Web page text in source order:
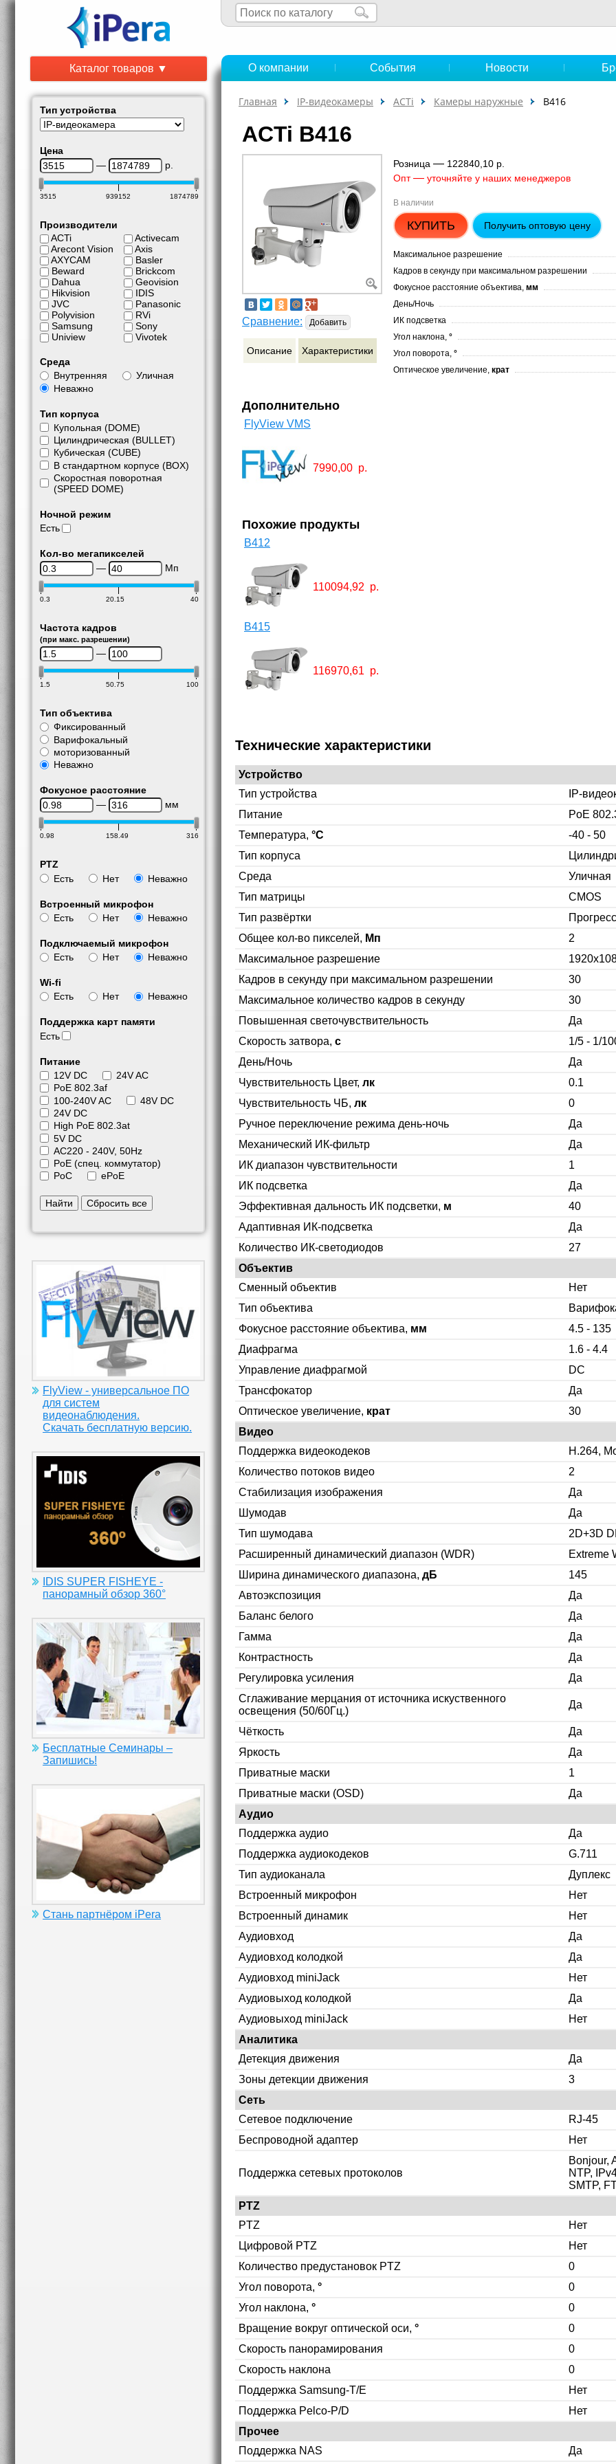
Каталог товаров ▼
Тип устройства
Цена
—
р.
3515 939152 1874789
Производители
ACTi
Arecont Vision
AXYCAM
Beward
Dahua
Hikvision
JVC
Polyvision
Samsung
Uniview
Activecam
Axis
Basler
Brickcom
Geovision
IDIS
Panasonic
RVi
Sony
Vivotek
Среда
Внутренняя
Уличная
Неважно
Тип корпуса
Купольная (DOME)
Цилиндрическая (BULLET)
Кубическая (CUBE)
В стандартном корпусе (BOX)
Скоростная поворотная
(SPEED DOME)
Ночной режим
Есть
Кол-во мегапикселей
—
Мп
0.3 20.15 40
Частота кадров
(при макс. разрешении)
—
1.5 50.75 100
Тип объектива
Фиксированный
Варифокальный
моторизованный
Неважно
Фокусное расстояние
—
мм
0.98 158.49 316
PTZ
Есть
Нет Неважно
Встроенный микрофон
Есть
Нет Неважно
Подключаемый микрофон
Есть
Нет Неважно
Wi-fi
Есть
Нет Неважно
Поддержка карт памяти
Есть
Питание
12V DC
24V AC
PoE 802.3af
100-240V AC
48V DC
24V DC
High PoE 802.3at
5V DC
АС220 - 240V, 50Hz
PoE (спец. коммутатор)
PoC
ePoE
Найти Сбросить все
FlyView - универсальное ПО
для систем
видеонаблюдения.
Скачать бесплатную версию.
IDIS SUPER FISHEYE -
панорамный обзор 360°
Бесплатные Семинары –
Запишись!
Стань партнёром iPera
О компании События Новости
Главная IP-видеокамеры ACTi Камеры наружные B416
ACTi B416
Сравнение: Добавить
Описание Характеристики
Розница — 122840,10 р.
Опт— уточняйте у наших менеджеров
В наличии
КУПИТЬ Получить оптовую цену
Максимальное разрешение
Кадров в секунду при максимальном разрешении
Фокусное расстояние объектива, мм
День/Ночь
ИК подсветка
Угол наклона, °
Угол поворота, °
Оптическое увеличение, крат
Дополнительно
FlyView VMS
7990,00 р.
Похожие продукты
B412
110094,92 р.
B415
116970,61 р.
Технические характеристики
Устройство
Тип устройства
IP-
Питание
PoE
Температура, °C
-40 - 50
Тип корпуса
Среда
Уличная
Тип матрицы
CMOS
Тип развёртки
Общее кол-во пикселей, Мп
2
Максимальное разрешение
Кадров в секунду при максимальном разрешении
30
Максимальное количество кадров в секунду
30
Повышенная светочувствительность
Да
Скорость затвора, c
1/5 - 1/
День/Ночь
Да
Чувствительность Цвет, лк
0.1
Чувствительность ЧБ, лк
0
Ручное переключение режима день-ночь
Да
Механический ИК-фильтр
Да
ИК диапазон чувствительности
1
ИК подсветка
Да
Эффективная дальность ИК подсветки, м
40
Адаптивная ИК-подсветка
Да
Количество ИК-светодиодов
27
Объектив
Сменный объектив
Нет
Тип объектива
Фокусное расстояние объектива, мм
4.5 - 135
Диафрагма
1.6 - 4.4
Управление диафрагмой
DC
Трансфокатор
Да
Оптическое увеличение, крат
30
Видео
Поддержка видеокодеков
H.264,
Количество потоков видео
2
Стабилизация изображения
Да
Шумодав
Да
Тип шумодава
2D+3D
Расширенный динамический диапазон (WDR)
Extreme
Ширина динамического диапазона, дБ
145
Автоэкспозиция
Да
Баланс белого
Да
Гамма
Да
Контрастность
Да
Регулировка усиления
Да
Сглаживание мерцания от источника искуственного
освещения (50/60Гц.)
Да
Чёткость
Да
Яркость
Да
Приватные маски
1
Приватные маски (OSD)
Да
Аудио
Поддержка аудио
Да
Поддержка аудиокодеков
G.711
Тип аудиоканала
Дуплекс
Встроенный микрофон
Нет
Встроенный динамик
Нет
Аудиовход
Да
Аудиовход колодкой
Да
Аудиовход miniJack
Нет
Аудиовыход колодкой
Да
Аудиовыход miniJack
Нет
Аналитика
Детекция движения
Да
Зоны детекции движения
3
Сеть
Сетевое подключение
RJ-45
Беспроводной адаптер
Нет
Поддержка сетевых протоколов
Bonjour,
NTP,
SMTP,
PTZ
PTZ
Нет
Цифровой PTZ
Нет
Количество предустановок PTZ
0
Угол поворота, °
0
Угол наклона, °
0
Вращение вокруг оптической оси, °
0
Скорость панорамирования
0
Скорость наклона
0
Поддержка Samsung-T/E
Нет
Поддержка Pelco-P/D
Нет
Прочее
Поддержка NAS
Да